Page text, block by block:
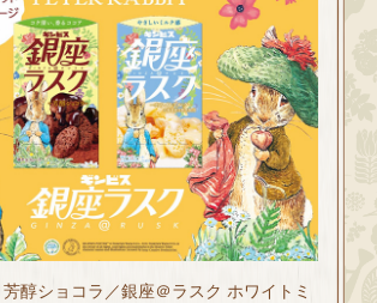
醇ショコラ／銀座＠ラスク ホワイトミ